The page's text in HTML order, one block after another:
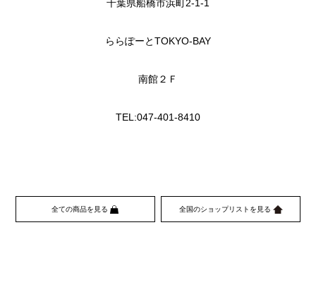
千葉県船橋市浜町2-1-1
ららぽーとTOKYO-BAY
南館２Ｆ
TEL:047-401-8410
全ての商品を見る 全国のショップリストを見る